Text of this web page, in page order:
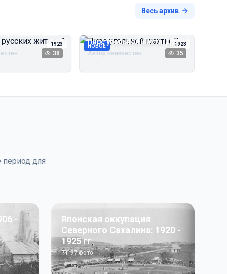
Весь архив
1923
жителей
38
НОВОЕ 1923
Пирс угольной шахты Дуэ
Автор неизвестен 35
период для
-
Японская оккупация
Северного Сахалина: 1920 -
1925 гг
97фото